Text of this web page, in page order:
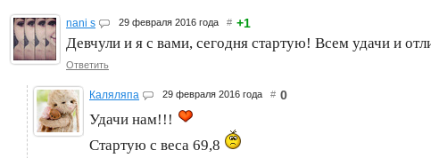
nani s 29 февраля 2016 года # +1
Девчули и я с вами, сегодня стартую! Всем удачи и
Ответить
Каляляпа 29 февраля 2016 года # 0
Удачи нам!!!
Стартую с веса 69,8